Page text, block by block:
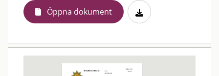
Öppna dokument